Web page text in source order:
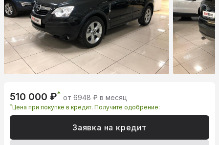
510 000 ₽* от 6948 ₽ в месяц
*Цена при покупке в кредит. Получите одобрение:
Заявка на кредит